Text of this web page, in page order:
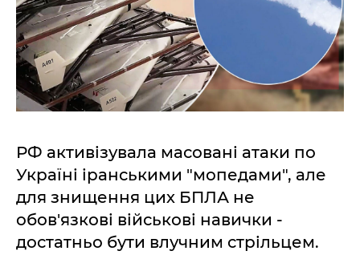
РФ активізувала масовані атаки по
Україні іранськими "мопедами", але
для знищення цих БПЛА не
обов'язкові військові навички -
достатньо бути влучним стрільцем.